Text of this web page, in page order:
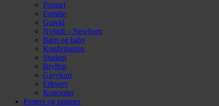
Portræt
Familie
Gravid
Nyfødt – Newborn
Børn og baby
Konfirmation
Student
Bryllup
Gavekort
Erhverv
Koncerter
Posters og rammer